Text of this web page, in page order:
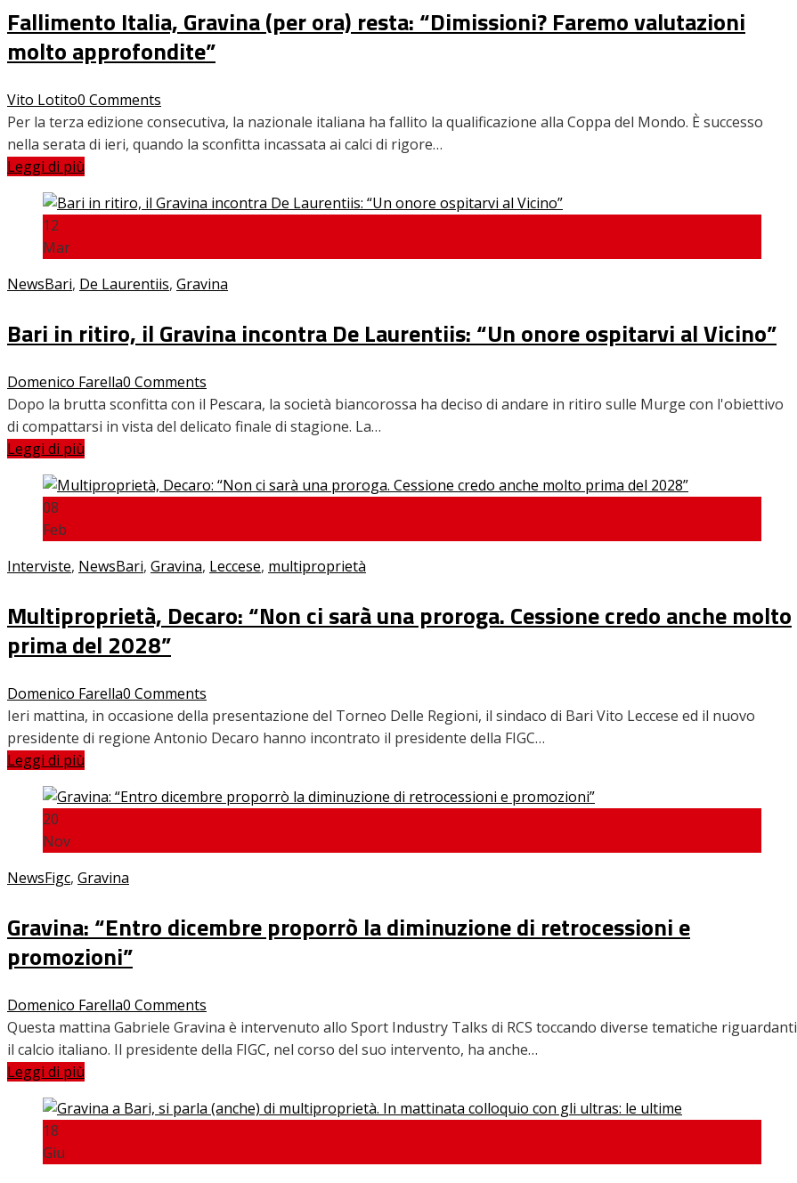
Fallimento Italia, Gravina (per ora) resta: “Dimissioni? Faremo valutazioni
molto approfondite”
Vito Lotito0 Comments
Per la terza edizione consecutiva, la nazionale italiana ha fallito la qualificazione alla Coppa del Mondo. È successo
nella serata di ieri, quando la sconfitta incassata ai calci di rigore…
Leggi di più
12
Mar
NewsBari, De Laurentiis, Gravina
Bari in ritiro, il Gravina incontra De Laurentiis: “Un onore ospitarvi al Vicino”
Domenico Farella0 Comments
Dopo la brutta sconfitta con il Pescara, la società biancorossa ha deciso di andare in ritiro sulle Murge con l'obiettivo
di compattarsi in vista del delicato finale di stagione. La…
Leggi di più
08
Feb
Interviste, NewsBari, Gravina, Leccese, multiproprietà
Multiproprietà, Decaro: “Non ci sarà una proroga. Cessione credo anche molto
prima del 2028”
Domenico Farella0 Comments
Ieri mattina, in occasione della presentazione del Torneo Delle Regioni, il sindaco di Bari Vito Leccese ed il nuovo
presidente di regione Antonio Decaro hanno incontrato il presidente della FIGC…
Leggi di più
20
Nov
NewsFigc, Gravina
Gravina: “Entro dicembre proporrò la diminuzione di retrocessioni e
promozioni”
Domenico Farella0 Comments
Questa mattina Gabriele Gravina è intervenuto allo Sport Industry Talks di RCS toccando diverse tematiche riguardanti
il calcio italiano. Il presidente della FIGC, nel corso del suo intervento, ha anche…
Leggi di più
18
Giu